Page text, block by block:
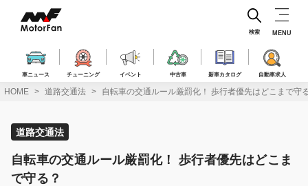
ス
車ニュース チューニング イベント 中古車 新車カタログ 自動車求人
検索 MENU
HOME 道路交通法 自転車の交通ルール厳罰化！ 歩行者優先はどこまで守
道路交通法
自転車の交通ルール厳罰化！ 歩行者優先はどこま
で守る？